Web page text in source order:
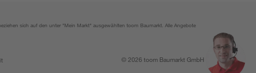
sich auf den unter "Mein Markt" ausgewählten toom Baumarkt. Alle Angebote
© 2026 toom Baumarkt GmbH